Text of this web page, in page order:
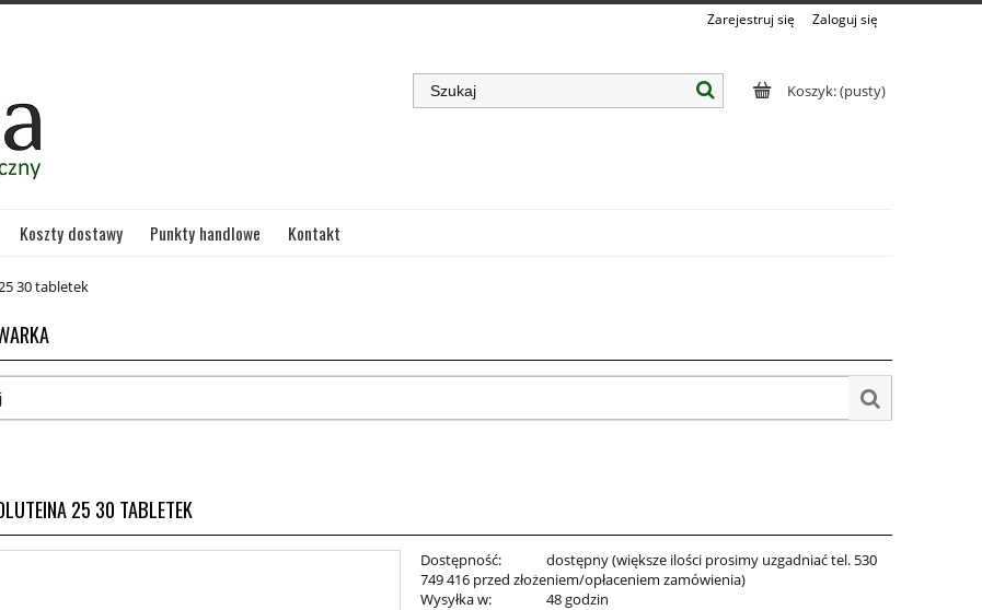
Zarejestruj się Zaloguj się
Koszyk:(pusty)
Koszty dostawy Punkty handlowe Kontakt
30 tabletek
25 30 TABLETEK
Dostępność:
dostępny (większe ilości prosimy uzgadniać tel. 530
749 416 przed złożeniem/opłaceniem zamówienia)
Wysyłka w:
48 godzin